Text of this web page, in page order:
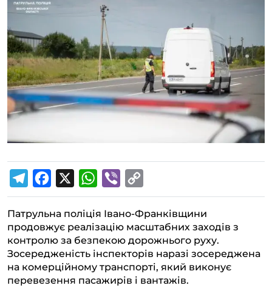
e
l
e
g
r
a
a
c
e
b
o
o
W
h
a
t
s
A
p
i
b
e
r
o
p
y
L
i
n
Патрульна поліція Івано-Франківщини
продовжує реалізацію масштабних заходів з
контролю за безпекою дорожнього руху.
Зосередженість інспекторів наразі зосереджена
на комерційному транспорті, який виконує
перевезення пасажирів і вантажів.